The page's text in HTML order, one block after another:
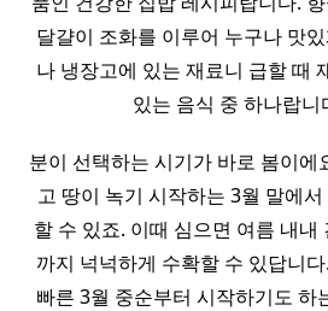
달걀이 조화를 이루어 누구나 맛
나 냉장고에 있는 재료니 급할 때
있는 음식 중 하나랍
분이 선택하는 시기가 바로 봄이에
고 땅이 녹기 시작하는 3월 말에
할 수 있죠. 이때 심으면 여름 내내
까지 넉넉하게 수확할 수 있답니
빠른 3월 중순부터 시작하기도 하